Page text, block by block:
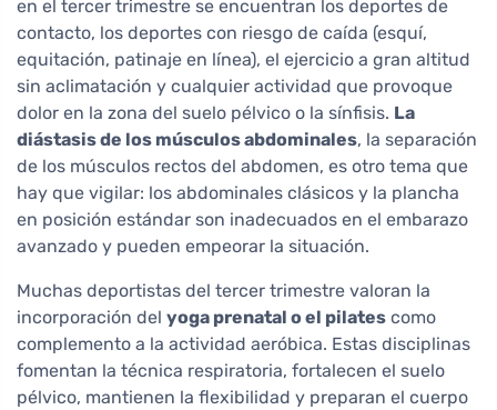
en el tercer trimestre se encuentran los deportes de
contacto, los deportes con riesgo de caída (esquí,
equitación, patinaje en línea), el ejercicio a gran altitud
sin aclimatación y cualquier actividad que provoque
dolor en la zona del suelo pélvico o la sínfisis. La
diástasis de los músculos abdominales, la separación
de los músculos rectos del abdomen, es otro tema que
hay que vigilar: los abdominales clásicos y la plancha
en posición estándar son inadecuados en el embarazo
avanzado y pueden empeorar la situación.
Muchas deportistas del tercer trimestre valoran la
incorporación del yoga prenatal o el pilates como
complemento a la actividad aeróbica. Estas disciplinas
fomentan la técnica respiratoria, fortalecen el suelo
pélvico, mantienen la flexibilidad y preparan el cuerpo